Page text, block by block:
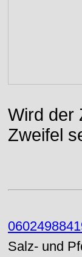
Wird der
Zweifel
Salz- und